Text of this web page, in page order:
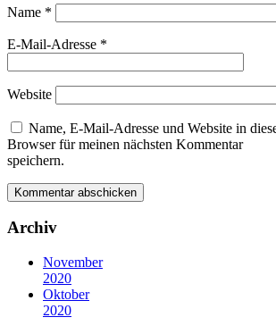
Name *
E-Mail-Adresse *
Website
Name, E-Mail-Adresse und Website in
Browser für meinen nächsten Kommentar
speichern.
Archiv
November
2020
Oktober
2020